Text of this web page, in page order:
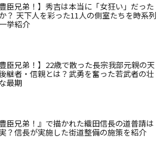
豊臣兄弟！】秀吉は本当に「女狂い」だった
？ 天下人を彩った11人の側室たちを時系列
挙紹介
豊臣兄弟！】22歳で散った長宗我部元親の天
継者・信親とは？武勇を奮った若武者の壮
最期
豊臣兄弟！』で描かれた織田信長の道普請は
？信長が実施した街道整備の施策を紹介